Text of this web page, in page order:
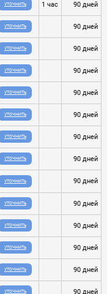
УТОЧНИТЬ 1 час 90 дней
УТОЧНИТЬ 90 дней
УТОЧНИТЬ 90 дней
УТОЧНИТЬ 90 дней
УТОЧНИТЬ 90 дней
УТОЧНИТЬ 90 дней
УТОЧНИТЬ 90 дней
УТОЧНИТЬ 90 дней
УТОЧНИТЬ 90 дней
УТОЧНИТЬ 90 дней
УТОЧНИТЬ 90 дней
УТОЧНИТЬ 90 дней
УТОЧНИТЬ 90 дней
УТОЧНИТЬ 90 дней